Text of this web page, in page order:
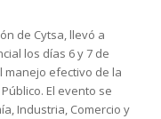
de Cytsa, llevó a
los días 6 y 7 de
efectivo de la
El evento se
Industria, Comercio y